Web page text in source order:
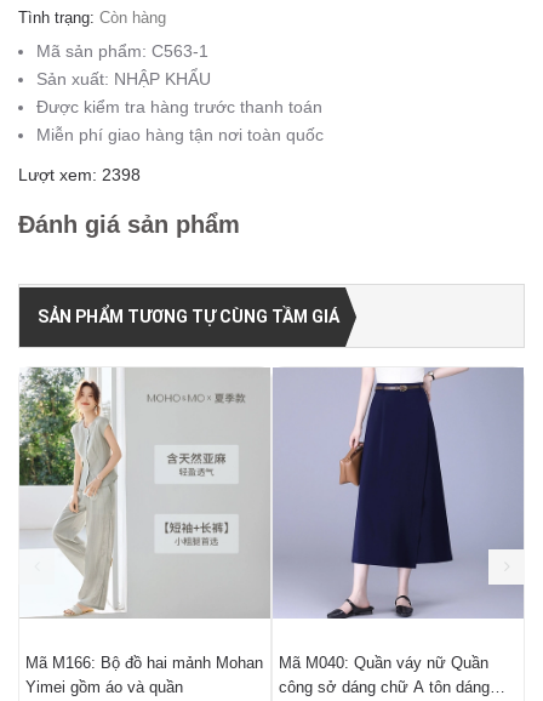
Tình trạng: Còn hàng
Mã sản phẩm: C563-1
Sản xuất: NHẬP KHẨU
Được kiểm tra hàng trước thanh toán
Miễn phí giao hàng tận nơi toàn quốc
Lượt xem: 2398
Đánh giá sản phẩm
SẢN PHẨM TƯƠNG TỰ CÙNG TẦM GIÁ
Mã M166: Bộ đồ hai mảnh Mohan
Yimei gồm áo và quần
Mã M040: Quần váy nữ Quần
công sở dáng chữ A tôn dáng